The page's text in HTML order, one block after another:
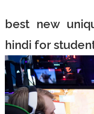
best new
hindi for